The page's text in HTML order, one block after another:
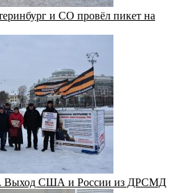
и СО провёл пикет на
Выход США и России из ДРСМД